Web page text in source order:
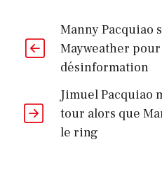
Manny Pacquiao
Mayweather
désinformation
Jimuel Pacquiao
tour alors que
le ring